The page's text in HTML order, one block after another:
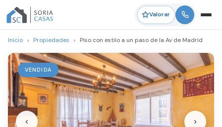
Valorar
Inicio › Propiedades › Piso con estilo a un paso de la Av de Madrid
VENDIDA
‹ ›